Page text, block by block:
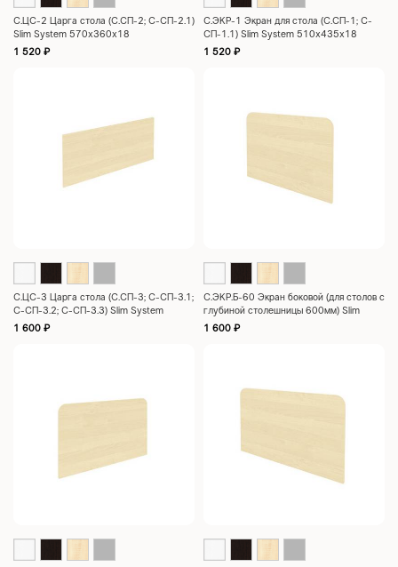
С.ЦC-2 Царга стола (С.СП-2; С-СП-2.1)
Slim System 570x360x18
1 520 ₽
С.ЭКР-1 Экран для стола (С.СП-1; С-
СП-1.1) Slim System 510x435x18
1 520 ₽
С.ЦC-3 Царга стола (С.СП-3; С-СП-3.1;
С-СП-3.2; С-СП-3.3) Slim System
770x360x18
1 600 ₽
С.ЭКР.Б-60 Экран боковой (для столов с
глубиной столешницы 600мм) Slim
System 600x435x18
1 600 ₽